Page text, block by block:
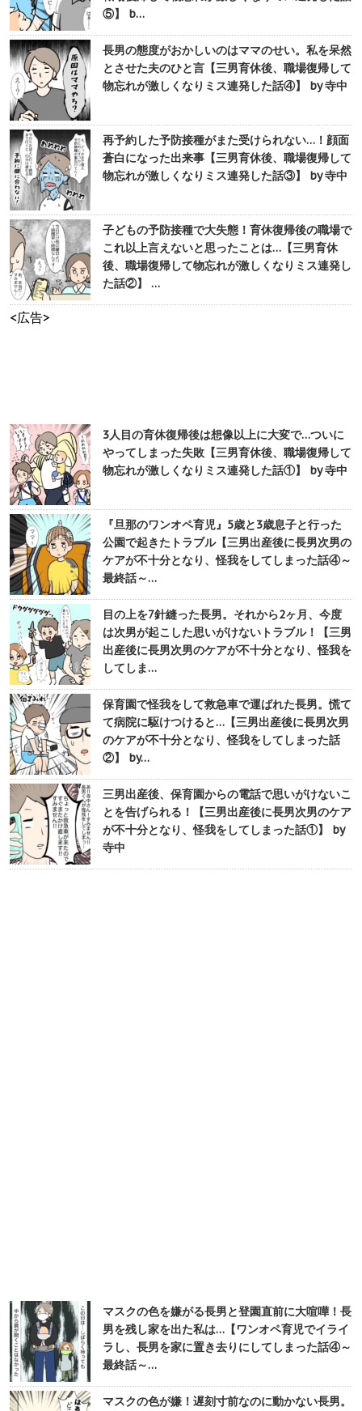
⑤】 b…
長男の態度がおかしいのはママのせい。私を呆然
とさせた夫のひと言【三男育休後、職場復帰して
物忘れが激しくなりミス連発した話④】 by 寺中
再予約した予防接種がまた受けられない…！顔面
蒼白になった出来事【三男育休後、職場復帰して
物忘れが激しくなりミス連発した話③】 by 寺中
子どもの予防接種で大失態！育休復帰後の職場で
これ以上言えないと思ったことは…【三男育休
後、職場復帰して物忘れが激しくなりミス連発し
た話②】 …
<広告>
3人目の育休復帰後は想像以上に大変で…ついに
やってしまった失敗【三男育休後、職場復帰して
物忘れが激しくなりミス連発した話①】 by 寺中
『旦那のワンオペ育児』5歳と3歳息子と行った
公園で起きたトラブル【三男出産後に長男次男の
ケアが不十分となり、怪我をしてしまった話④～
最終話～…
目の上を7針縫った長男。それから2ヶ月、今度
は次男が起こした思いがけないトラブル！【三男
出産後に長男次男のケアが不十分となり、怪我を
してしま…
保育園で怪我をして救急車で運ばれた長男。慌て
て病院に駆けつけると…【三男出産後に長男次男
のケアが不十分となり、怪我をしてしまった話
②】 by…
三男出産後、保育園からの電話で思いがけないこ
とを告げられる！【三男出産後に長男次男のケア
が不十分となり、怪我をしてしまった話①】 by
寺中
マスクの色を嫌がる長男と登園直前に大喧嘩！長
男を残し家を出た私は…【ワンオペ育児でイライ
ラし、長男を家に置き去りにしてしまった話④～
最終話～…
マスクの色が嫌！遅刻寸前なのに動かない長男。